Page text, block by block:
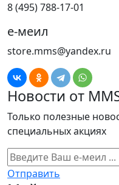
8 (495) 788-17-01
е-меил
store.mms@yandex.ru
Новости от
Только полезные
специальных акциях
Отправить